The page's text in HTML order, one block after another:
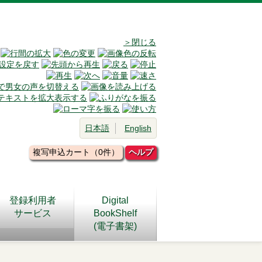
＞閉じる
日本語 English
複写申込カート（0件） ヘルプ
登録利用者
サービス
Digital
BookShelf
(電子書架)